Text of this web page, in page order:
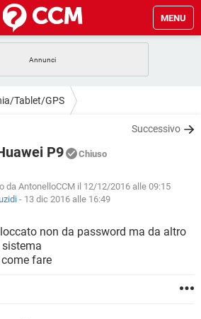
MENU
ANDROID
WHATSAPP
GAMING
WHATSAPP
GAMING
WINDOWS 10
WHATSAPP
GAMING
WINDOWS 10
GAMING
Tablet/GPS
Successivo
P9 Chiuso
da AntonelloCCM il 12/12/2016 alle 09:15
- 13 dic 2016 alle 16:49
non da password ma da altro
fare